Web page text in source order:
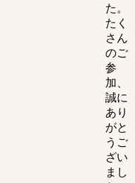
た。
たく
さん
のご
参
加、
誠に
あり
がと
うご
ざい
まし